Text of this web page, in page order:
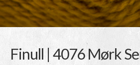
Finull | 4076 Mørk